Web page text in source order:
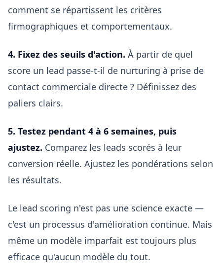
comment se répartissent les critères
firmographiques et comportementaux.
4. Fixez des seuils d'action. À partir de quel
score un lead passe-t-il de nurturing à prise de
contact commerciale directe ? Définissez des
paliers clairs.
5. Testez pendant 4 à 6 semaines, puis
ajustez. Comparez les leads scorés à leur
conversion réelle. Ajustez les pondérations selon
les résultats.
Le lead scoring n'est pas une science exacte —
c'est un processus d'amélioration continue. Mais
même un modèle imparfait est toujours plus
efficace qu'aucun modèle du tout.